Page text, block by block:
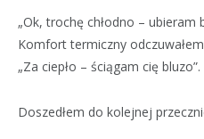
„Ok, trochę chłodno – ubieram
Komfort termiczny
„Za ciepło – ściągam cię bluzo”.
Doszedłem do kolejnej